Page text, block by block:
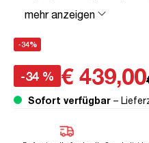
höhenverstellbar | unmontiert
80 kg | Steckertyp C | Sand |
Kollisions-Schutz | Elektrisch
mehr anzeigen
-34%
-34 % € 439,00
Sofort verfügbar –